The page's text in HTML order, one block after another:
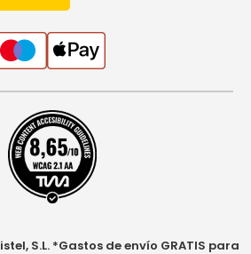
S.L. *Gastos de envío GRATIS para